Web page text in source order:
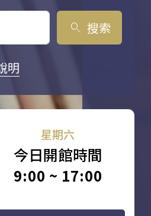
search 搜索
明
星期六
今日開館時間
9:00 ~ 17:00